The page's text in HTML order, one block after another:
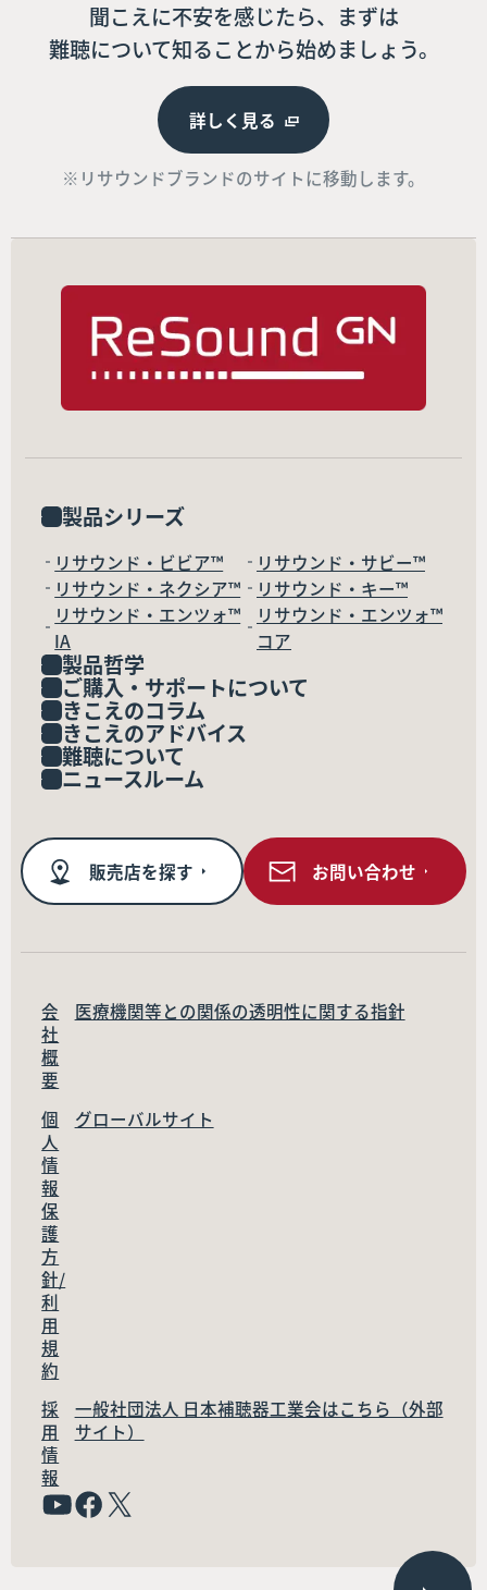
聞こえに不安を感じたら、まずは
難聴について知ることから始めましょう。
詳しく見る
※リサウンドブランドのサイトに移動します。
製品シリーズ
リサウンド・ビビア™
リサウンド・サビー™
リサウンド・ネクシア™
リサウンド・キー™
リサウンド・エンツォ™
IA
リサウンド・エンツォ™
コア
製品哲学
ご購入・サポートについて
きこえのコラム
きこえのアドバイス
難聴について
ニュースルーム
販売店を探す お問い合わせ
会
社
概
要
医療機関等との関係の透明性に関する指針
個
人
情
報
保
護
方
針/
利
用
規
約
グローバルサイト
採
用
情
報
一般社団法人 日本補聴器工業会はこちら（外部
サイト）